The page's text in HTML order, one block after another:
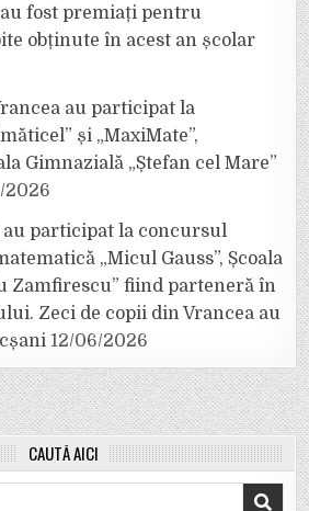
fost premiați pentru
obținute în acest an școlar
au participat la
și „MaxiMate”,
Gimnazială „Ștefan cel Mare”
2026
au participat la concursul
„Micul Gauss”, Școala
Zamfirescu” fiind parteneră în
Zeci de copii din Vrancea au
12/06/2026
CAUTĂ AICI